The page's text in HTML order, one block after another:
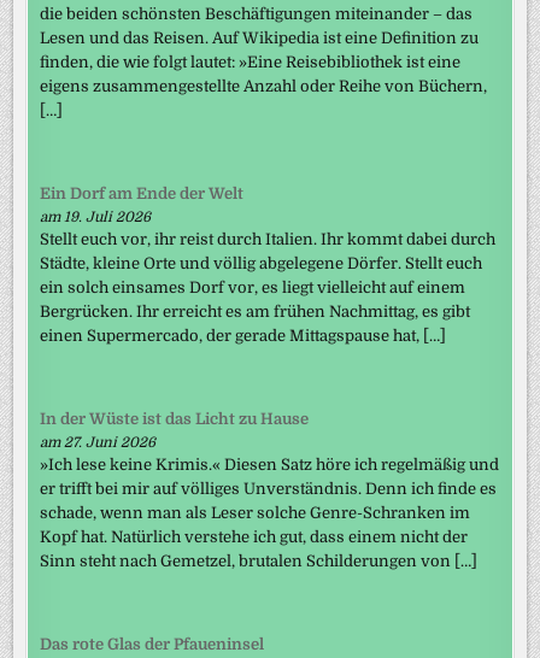
die beiden schönsten Beschäftigungen miteinander – das
Lesen und das Reisen. Auf Wikipedia ist eine Definition zu
finden, die wie folgt lautet: »Eine Reisebibliothek ist eine
eigens zusammengestellte Anzahl oder Reihe von Büchern,
[…]
Ein Dorf am Ende der Welt
am 19. Juli 2026
Stellt euch vor, ihr reist durch Italien. Ihr kommt dabei durch
Städte, kleine Orte und völlig abgelegene Dörfer. Stellt euch
ein solch einsames Dorf vor, es liegt vielleicht auf einem
Bergrücken. Ihr erreicht es am frühen Nachmittag, es gibt
einen Supermercado, der gerade Mittagspause hat, […]
In der Wüste ist das Licht zu Hause
am 27. Juni 2026
»Ich lese keine Krimis.« Diesen Satz höre ich regelmäßig und
er trifft bei mir auf völliges Unverständnis. Denn ich finde es
schade, wenn man als Leser solche Genre-Schranken im
Kopf hat. Natürlich verstehe ich gut, dass einem nicht der
Sinn steht nach Gemetzel, brutalen Schilderungen von […]
Das rote Glas der Pfaueninsel